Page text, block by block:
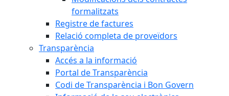
formalitzats
Registre de factures
Relació completa de proveïdors
Transparència
Accés a la informació
Portal de Transparència
Codi de Transparència i Bon Govern